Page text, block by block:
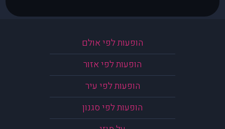
הופעות לפי אולם
הופעות לפי אזור
הופעות לפי עיר
הופעות לפי סגנון